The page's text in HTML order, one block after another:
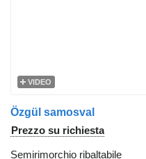
VIDEO
Özgül samosval
Prezzo su richiesta
Semirimorchio ribaltabile